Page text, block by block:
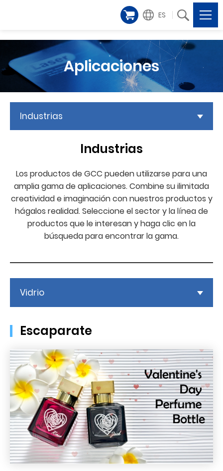
ES
Aplicaciones
Industrias
Industrias
Los productos de GCC pueden utilizarse para una
amplia gama de aplicaciones. Combine su ilimitada
creatividad e imaginación con nuestros productos y
hágalos realidad. Seleccione el sector y la línea de
productos que le interesan y haga clic en la
búsqueda para encontrar la gama.
Vidrio
Escaparate